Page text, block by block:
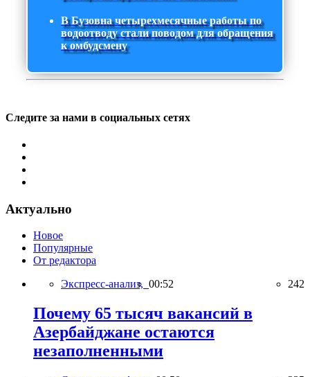
В Бузовна четырехмесячные работы по
водоотводу стали поводом для обращения
к омбудсмену
Следите за нами в социальных сетях
Актуально
Новое
Популярные
От редактора
Экспресс-анализ, 00:52 242
Почему 65 тысяч вакансий в
Азербайджане остаются
незаполненными